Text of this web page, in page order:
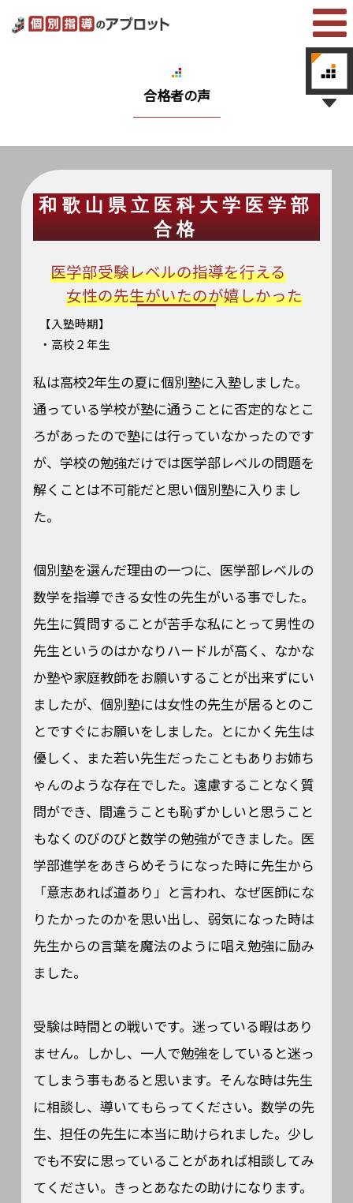
合格者の声
和歌山県立医科大学医学部
合格
医学部受験レベルの指導を行える
女性の先生がいたのが嬉しかった
【入塾時期】
・高校２年生
私は高校2年生の夏に個別塾に入塾しました。
通っている学校が塾に通うことに否定的なとこ
ろがあったので塾には行っていなかったのです
が、学校の勉強だけでは医学部レベルの問題を
解くことは不可能だと思い個別塾に入りまし
た。
個別塾を選んだ理由の一つに、医学部レベルの
数学を指導できる女性の先生がいる事でした。
先生に質問することが苦手な私にとって男性の
先生というのはかなりハードルが高く、なかな
か塾や家庭教師をお願いすることが出来ずにい
ましたが、個別塾には女性の先生が居るとのこ
とですぐにお願いをしました。とにかく先生は
優しく、また若い先生だったこともありお姉ち
ゃんのような存在でした。遠慮することなく質
問ができ、間違うことも恥ずかしいと思うこと
もなくのびのびと数学の勉強ができました。医
学部進学をあきらめそうになった時に先生から
「意志あれば道あり」と言われ、なぜ医師にな
りたかったのかを思い出し、弱気になった時は
先生からの言葉を魔法のように唱え勉強に励み
ました。
受験は時間との戦いです。迷っている暇はあり
ません。しかし、一人で勉強をしていると迷っ
てしまう事もあると思います。そんな時は先生
に相談し、導いてもらってください。数学の先
生、担任の先生に本当に助けられました。少し
でも不安に思っていることがあれば相談してみ
てください。きっとあなたの助けになります。